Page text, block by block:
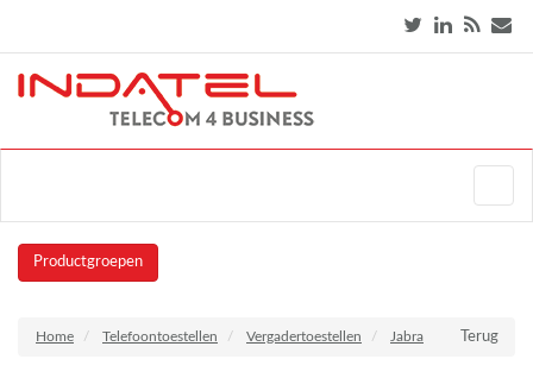
Productgroepen
Terug
Home Telefoontoestellen Vergadertoestellen Jabra